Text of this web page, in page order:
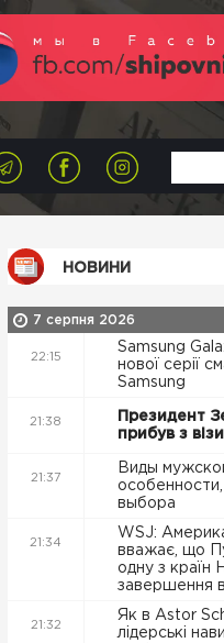
НОВИНИ
7 серпня 2026
22:15
Samsung
нової серії
Samsung
21:38
Президент
прибув з
21:37
Виды
выбора
21:34
WSJ:
вважає, що
одну з
завершення
21:32
Як в Astor
лідерські